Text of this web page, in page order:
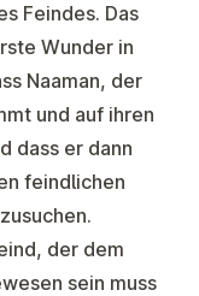
Feindes. Das
Wunder in
Naaman, der
und auf ihren
dass er dann
feindlichen
der dem
sein muss